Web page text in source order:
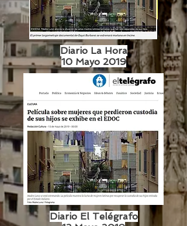
Diario La Hora
10 Mayo 2019
Diario El Telégrafo